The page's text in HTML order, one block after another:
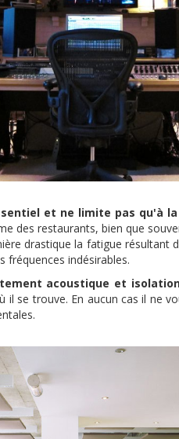
et ne limite pas qu'à
des restaurants, bien que
drastique la fatigue résultant
fréquences indésirables.
acoustique et
se trouve. En aucun cas il ne